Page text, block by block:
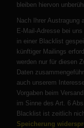
bleiben hiervon
Nach Ihrer Austragung
E-Mail-Adresse bei
in einer Blacklist
künftiger Mailings
werden nur für diesen
Daten
auch unserem
Vorgaben beim
im Sinne des Art. 6
Blacklist ist zeitlich
Speicherung